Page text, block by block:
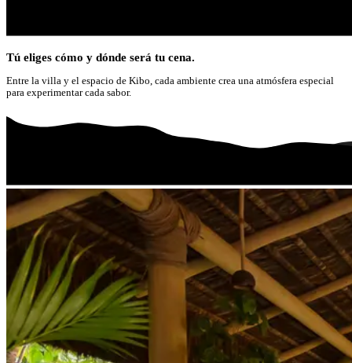
Tú eliges cómo y dónde será tu cena.
Entre la villa y el espacio de Kibo, cada ambiente crea una atmósfera especial
para experimentar cada sabor.